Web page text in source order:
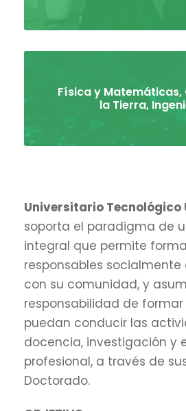
Física y Matemáticas,
la Tierra,
Universitario Tecnológico
soporta el paradigma de
integral que permite
responsables
con su comunidad, y
responsabilidad de
puedan conducir las
docencia, investigación y
profesional, a través de
Doctorado.